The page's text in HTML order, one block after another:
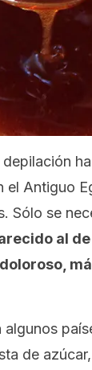
el Antiguo
Sólo se
al
algunos
de